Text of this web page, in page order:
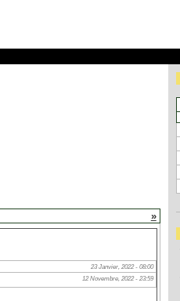
»
23 Janvier, 2022 - 08:00
12 Novembre, 2022 - 23:59